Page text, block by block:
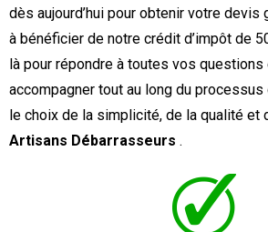
dès aujourd’hui pour obtenir votre devis
à bénéficier de notre crédit d’impôt de
là pour répondre à toutes vos questions
accompagner tout au long du
le choix de la simplicité, de la qualité et
Artisans Débarrasseurs .